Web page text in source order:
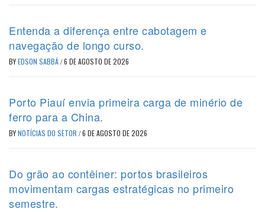
Entenda a diferença entre cabotagem e
navegação de longo curso.
BYEDSON SABBÁ/6 DE AGOSTO DE 2026
Porto Piauí envia primeira carga de minério de
ferro para a China.
BYNOTÍCIAS DO SETOR /6 DE AGOSTO DE 2026
Do grão ao contêiner: portos brasileiros
movimentam cargas estratégicas no primeiro
semestre.